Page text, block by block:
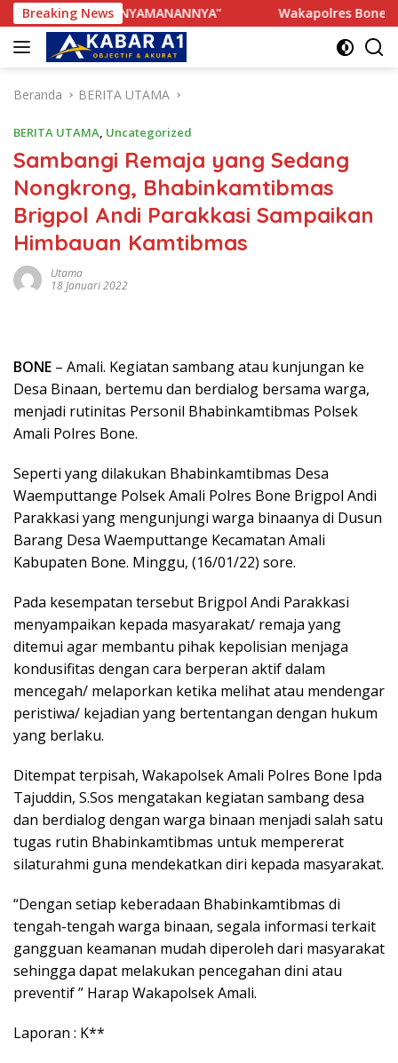
Langsung
ke
konten
Breaking News
KENYAMANANNYA” Wakapolres Bone
Beranda BERITA UTAMA
BERITA UTAMA, Uncategorized
Sambangi Remaja yang Sedang
Nongkrong, Bhabinkamtibmas
Brigpol Andi Parakkasi Sampaikan
Himbauan Kamtibmas
Utama
18 Januari 2022
BONE – Amali. Kegiatan sambang atau kunjungan ke
Desa Binaan, bertemu dan berdialog bersama warga,
menjadi rutinitas Personil Bhabinkamtibmas Polsek
Amali Polres Bone.
Seperti yang dilakukan Bhabinkamtibmas Desa
Waemputtange Polsek Amali Polres Bone Brigpol Andi
Parakkasi yang mengunjungi warga binaanya di Dusun
Barang Desa Waemputtange Kecamatan Amali
Kabupaten Bone. Minggu, (16/01/22) sore.
Pada kesempatan tersebut Brigpol Andi Parakkasi
menyampaikan kepada masyarakat/ remaja yang
ditemui agar membantu pihak kepolisian menjaga
kondusifitas dengan cara berperan aktif dalam
mencegah/ melaporkan ketika melihat atau mendengar
peristiwa/ kejadian yang bertentangan dengan hukum
yang berlaku.
Ditempat terpisah, Wakapolsek Amali Polres Bone Ipda
Tajuddin, S.Sos mengatakan kegiatan sambang desa
dan berdialog dengan warga binaan menjadi salah satu
tugas rutin Bhabinkamtibmas untuk mempererat
silaturahmi guna mendekatkan diri kepada masyarakat.
“Dengan setiap keberadaan Bhabinkamtibmas di
tengah-tengah warga binaan, segala informasi terkait
gangguan keamanan mudah diperoleh dari masyarakat
sehingga dapat melakukan pencegahan dini atau
preventif ” Harap Wakapolsek Amali.
Laporan : K**